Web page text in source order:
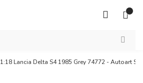
1:18 Lancia Delta S4 1985 Grey 74772 - Autoart